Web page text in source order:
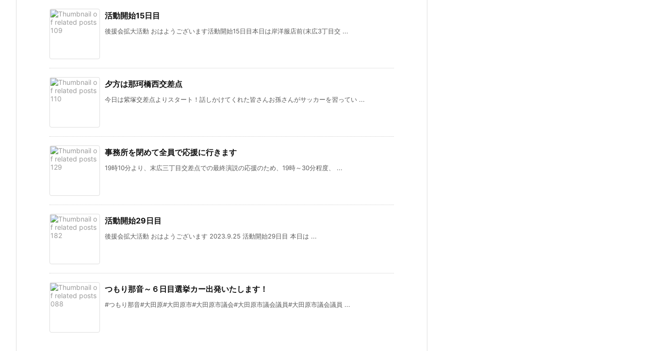
活動開始15日目
後援会拡大活動 おはようございます活動開始15日目本日は岸洋服店前(末広3丁目交 ...
夕方は那珂橋西交差点
今日は紫塚交差点よりスタート！話しかけてくれた皆さんお孫さんがサッカーを習ってい ...
事務所を閉めて全員で応援に行きます
19時10分より、末広三丁目交差点での最終演説の応援のため、19時～30分程度、 ...
活動開始29日目
後援会拡大活動 おはようございます 2023.9.25 活動開始29日目 本日は ...
つもり那音～６日目選挙カー出発いたします！
#つもり那音#大田原#大田原市#大田原市議会#大田原市議会議員#大田原市議会議員 ...